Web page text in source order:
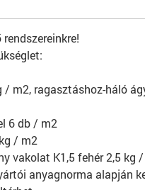
/ m2, ragasztáshoz-háló
6 db / m2
/ m2
vakolat K1,5 fehér 2,5 kg
anyagnorma alapján